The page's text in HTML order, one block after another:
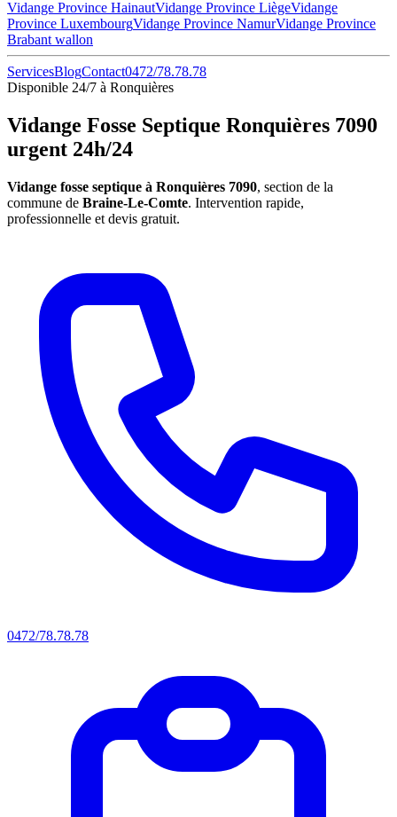
Vidange Province HainautVidange Province LiègeVidange
Province LuxembourgVidange Province NamurVidange Province
Brabant wallon
ServicesBlogContact0472/78.78.78
Disponible 24/7 à Ronquières
Vidange Fosse Septique Ronquières 7090
urgent 24h/24
Vidange fosse septique à Ronquières 7090, section de la
commune de Braine-Le-Comte. Intervention rapide,
professionnelle et devis gratuit.
0472/78.78.78